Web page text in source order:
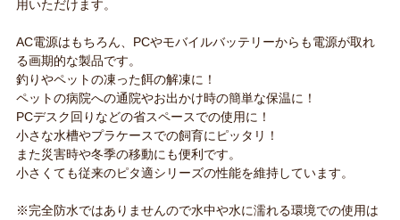
用いただけます。
AC電源はもちろん、PCやモバイルバッテリーからも電源が取れ
る画期的な製品です。
釣りやペットの凍った餌の解凍に！
ペットの病院への通院やお出かけ時の簡単な保温に！
PCデスク回りなどの省スペースでの使用に！
小さな水槽やプラケースでの飼育にピッタリ！
また災害時や冬季の移動にも便利です。
小さくても従来のピタ適シリーズの性能を維持しています。
※完全防水ではありませんので水中や水に濡れる環境での使用は